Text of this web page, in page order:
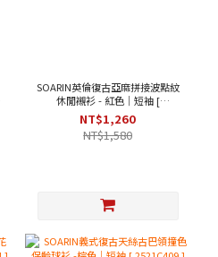
SOARIN英倫復古亞麻拼接波點紋
休閒襯衫 - 紅色｜短袖 [
2426C285 ]
NT$1,260
NT$1,580